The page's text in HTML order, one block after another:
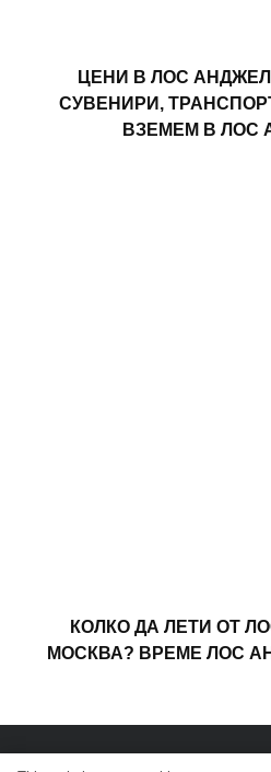
ЦЕНИ В ЛОС
СУВЕНИРИ,
ВЗЕМЕМ В ЛОС
КОЛКО ДА ЛЕТИ ОТ
МОСКВА? ВРЕМЕ ЛОС